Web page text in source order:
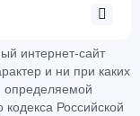
интернет-сайт
и ни при каких
определяемой
Российской